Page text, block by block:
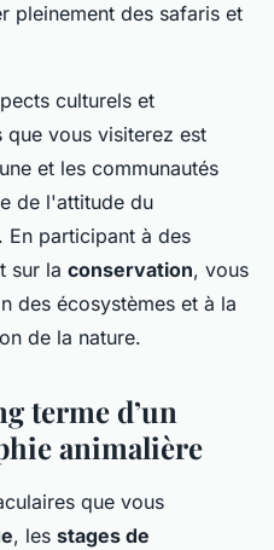
pleinement des safaris et
culturels et
que vous visiterez est
et les communautés
de l'attitude du
En participant à des
sur la conservation, vous
des écosystèmes et à la
de la nature.
terme d’un
animalière
que vous
, les stages de